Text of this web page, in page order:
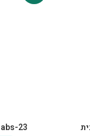
abs-23 תמונת זכוכית